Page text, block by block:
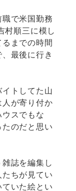
で米国勤務
村順三に模し
までの時間
最後に行き
トしてた山
が寄り付か
スでもな
のだと思い
雑誌を編集し
ちが見てい
いた絵とい